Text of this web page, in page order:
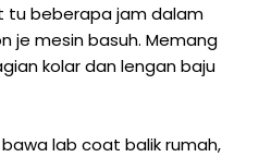
tu beberapa jam dalam
je mesin basuh. Memang
kolar dan lengan baju
lab coat balik rumah,